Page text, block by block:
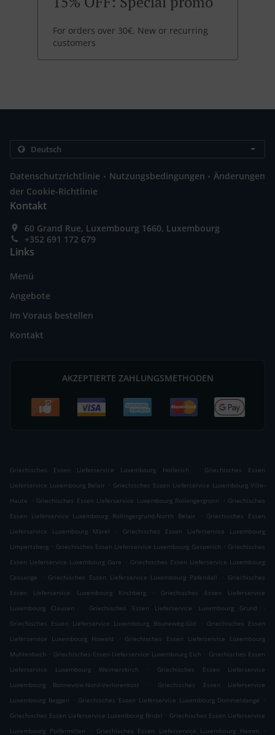
For orders over 30€. New or recurring
customers
Datenschutzrichtlinie . Nutzungsbedingungen . Änderungen
der Cookie-Richtlinie
Kontakt
60 Grand Rue, Luxembourg 1660, Luxembourg
+352 691 172 679
Links
Menü
Angebote
Im Voraus bestellen
Kontakt
AKZEPTIERTE ZAHLUNGSMETHODEN
Griechisches Essen Lieferservice Luxembourg Hollerich .
Griechisches Essen
Lieferservice Luxembourg Belair . Griechisches Essen Lieferservice Luxembourg Ville-
Haute
. Griechisches Essen Lieferservice Luxembourg Rollengergronn . Griechisches
Essen Lieferservice Luxembourg Rollingergrund-North Belair
. Griechisches Essen
Lieferservice Luxembourg Märel
.
Griechisches Essen Lieferservice Luxembourg
Limpertsberg . Griechisches Essen Lieferservice Luxembourg Gasperich . Griechisches
Essen Lieferservice Luxembourg Gare
. Griechisches Essen Lieferservice Luxembourg
Cessange
. Griechisches Essen Lieferservice Luxembourg Pafendall . Griechisches
Essen Lieferservice Luxembourg Kirchberg
.
Griechisches Essen Lieferservice
Luxembourg Clausen
. Griechisches Essen Lieferservice Luxembourg Grund
.
Griechisches Essen Lieferservice Luxembourg Bouneweg-Süd
.
Griechisches Essen
Lieferservice Luxembourg Howald
. Griechisches Essen Lieferservice Luxembourg
Muhlenbach . Griechisches Essen Lieferservice Luxembourg Eich . Griechisches Essen
Lieferservice Luxembourg Weimerskirch
.
Griechisches Essen Lieferservice
Luxembourg Bonnevoie-Nord-Verlorenkost
.
Griechisches Essen Lieferservice
Luxembourg Beggen
. Griechisches Essen Lieferservice Luxembourg Dommeldange
.
Griechisches Essen Lieferservice Luxembourg Bridel . Griechisches Essen Lieferservice
Luxembourg Polfermillen
. Griechisches Essen Lieferservice Luxembourg Hamm
.